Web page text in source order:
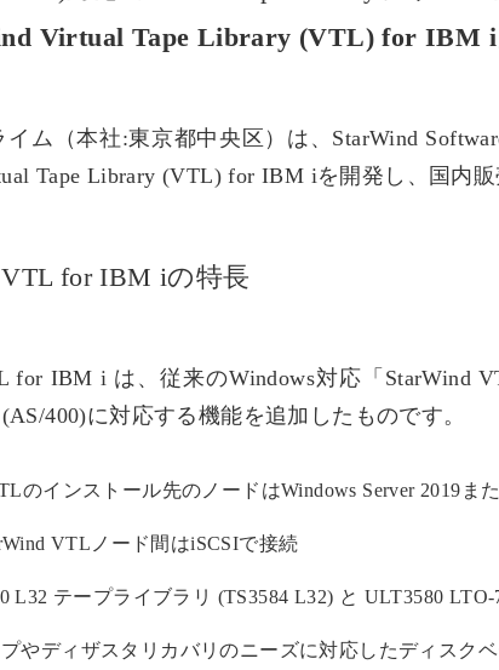
Virtual Tape Library (VTL) for IBM
イム（本社:東京都中央区）は、StarWind
Tape Library (VTL) for IBM iを開発し、国内販
VTL for IBM iの特長
for IBM i は、従来のWindows対応「StarWind
400)に対応する機能を追加したものです。
のインストール先のノードはWindows Server 2019ま
VTLノード間はiSCSIで接続
L32 テープライブラリ (TS3584 L32) と ULT3580
やディザスタリカバリのニーズに対応したディスク